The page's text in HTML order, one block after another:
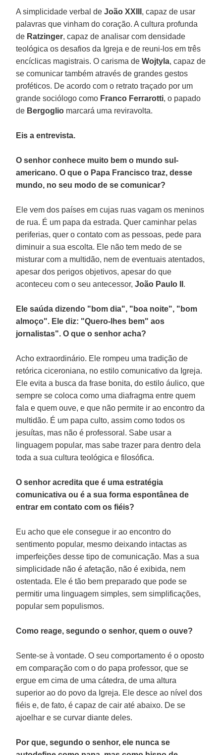
A simplicidade verbal deJoão XXIII , capaz de usar
palavras que vinham do coração. A cultura profunda
de Ratzinger, capaz de analisar com densidade
teológica os desafios da Igreja e de reuni-los em três
encíclicas magistrais. O carisma deWojtyla, capaz de
se comunicar também através de grandes gestos
proféticos. De acordo com o retrato traçado por um
grande sociólogo como Franco Ferrarotti, o papado
de Bergoglio marcará uma reviravolta.
Eis a entrevista.
O senhor conhece muito bem o mundo sul-
americano. O que o Papa Francisco traz, desse
mundo, no seu modo de se comunicar?
Ele vem dos países em cujas ruas vagam os meninos
de rua. É um papa da estrada. Quer caminhar pelas
periferias, quer o contato com as pessoas, pede para
diminuir a sua escolta. Ele não tem medo de se
misturar com a multidão, nem de eventuais atentados,
apesar dos perigos objetivos, apesar do que
aconteceu com o seu antecessor,João Paulo II .
Ele saúda dizendo "bom dia", "boa noite", "bom
almoço". Ele diz: "Quero-lhes bem" aos
jornalistas". O que o senhor acha?
Acho extraordinário. Ele rompeu uma tradição de
retórica ciceroniana, no estilo comunicativo da Igreja.
Ele evita a busca da frase bonita, do estilo áulico, que
sempre se coloca como uma diafragma entre quem
fala e quem ouve, e que não permite ir ao encontro da
multidão. É um papa culto, assim como todos os
jesuítas, mas não é professoral. Sabe usar a
linguagem popular, mas sabe trazer para dentro dela
toda a sua cultura teológica e filosófica.
O senhor acredita que é uma estratégia
comunicativa ou é a sua forma espontânea de
entrar em contato com os fiéis?
Eu acho que ele consegue ir ao encontro do
sentimento popular, mesmo deixando intactas as
imperfeições desse tipo de comunicação. Mas a sua
simplicidade não é afetação, não é exibida, nem
ostentada. Ele é tão bem preparado que pode se
permitir uma linguagem simples, sem simplificações,
popular sem populismos.
Como reage, segundo o senhor, quem o ouve?
Sente-se à vontade. O seu comportamento é o oposto
em comparação com o do papa professor, que se
ergue em cima de uma cátedra, de uma altura
superior ao do povo da Igreja. Ele desce ao nível dos
fiéis e, de fato, é capaz de cair até abaixo. De se
ajoelhar e se curvar diante deles.
Por que, segundo o senhor, ele nunca se